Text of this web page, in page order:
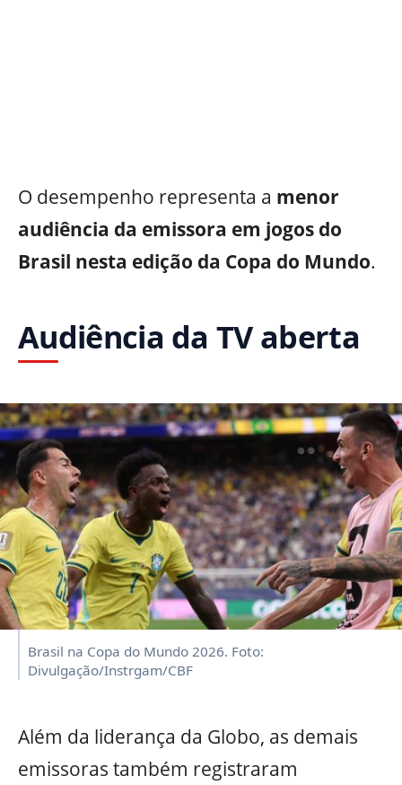
O desempenho representa a menor
audiência da emissora em jogos do
Brasil nesta edição da Copa do Mundo.
Audiência da TV aberta
Brasil na Copa do Mundo 2026. Foto:
Divulgação/Instrgam/CBF
Além da liderança da Globo, as demais
emissoras também registraram